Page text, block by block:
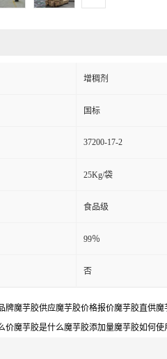
增稠剂
国标
37200-17-2
25Kg/袋
食品级
99％
否
牌魔芋胶供应魔芋胶价格报价魔芋胶直供
价魔芋胶是什么魔芋胶添加量魔芋胶如何